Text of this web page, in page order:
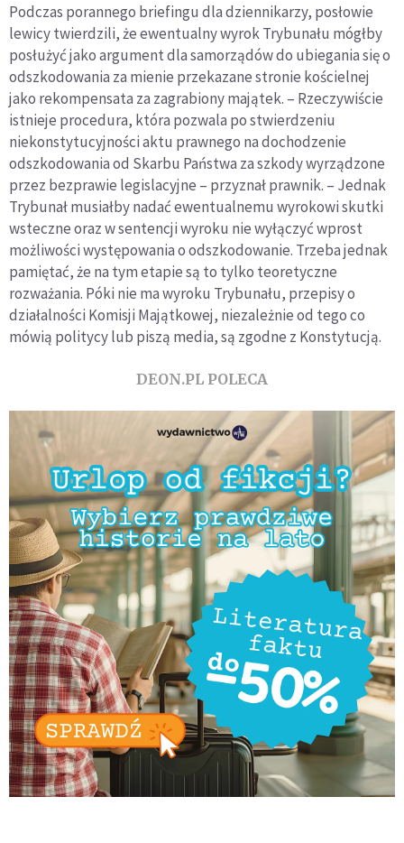
Podczas porannego briefingu dla dziennikarzy, posłowie
lewicy twierdzili, że ewentualny wyrok Trybunału mógłby
posłużyć jako argument dla samorządów do ubiegania się o
odszkodowania za mienie przekazane stronie kościelnej
jako rekompensata za zagrabiony majątek. – Rzeczywiście
istnieje procedura, która pozwala po stwierdzeniu
niekonstytucyjności aktu prawnego na dochodzenie
odszkodowania od Skarbu Państwa za szkody wyrządzone
przez bezprawie legislacyjne – przyznał prawnik. – Jednak
Trybunał musiałby nadać ewentualnemu wyrokowi skutki
wsteczne oraz w sentencji wyroku nie wyłączyć wprost
możliwości występowania o odszkodowanie. Trzeba jednak
pamiętać, że na tym etapie są to tylko teoretyczne
rozważania. Póki nie ma wyroku Trybunału, przepisy o
działalności Komisji Majątkowej, niezależnie od tego co
mówią politycy lub piszą media, są zgodne z Konstytucją.
DEON.PL POLECA